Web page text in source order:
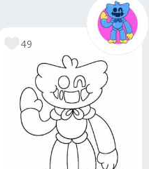
49